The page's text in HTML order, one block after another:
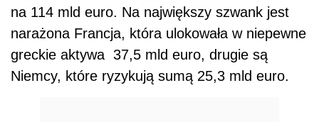
na 114 mld euro. Na największy szwank jest
narażona Francja, która ulokowała w niepewne
greckie aktywa 37,5 mld euro, drugie są
Niemcy, które ryzykują sumą 25,3 mld euro.